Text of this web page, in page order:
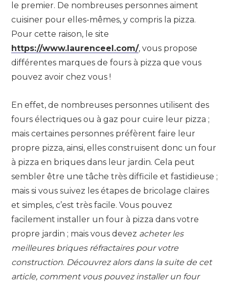
le premier. De nombreuses personnes aiment
cuisiner pour elles-mêmes, y compris la pizza.
Pour cette raison, le site
https://www.laurenceel.com/, vous propose
différentes marques de fours à pizza que vous
pouvez avoir chez vous !
En effet, de nombreuses personnes utilisent des
fours électriques ou à gaz pour cuire leur pizza ;
mais certaines personnes préfèrent faire leur
propre pizza, ainsi, elles construisent donc un four
à pizza en briques dans leur jardin. Cela peut
sembler être une tâche très difficile et fastidieuse ;
mais si vous suivez les étapes de bricolage claires
et simples, c’est très facile. Vous pouvez
facilement installer un four à pizza dans votre
propre jardin ; mais vous devez acheter les
meilleures briques réfractaires pour votre
construction. Découvrez alors dans la suite de cet
article, comment vous pouvez installer un four